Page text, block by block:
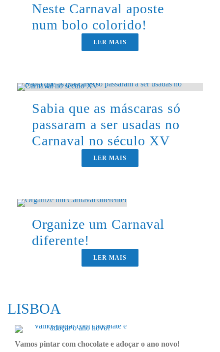
Neste Carnaval aposte
num bolo colorido!
LER MAIS
Sabia que as máscaras só
passaram a ser usadas no
Carnaval no século XV
LER MAIS
Organize um Carnaval
diferente!
LER MAIS
LISBOA
Vamos pintar com chocolate e adoçar o ano novo!